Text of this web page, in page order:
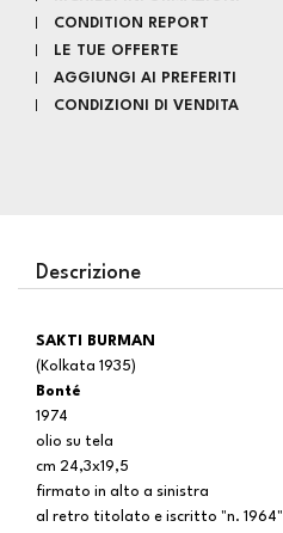
CONDITION REPORT
LE TUE OFFERTE
AGGIUNGI AI PREFERITI
CONDIZIONI DI VENDITA
Descrizione
SAKTI BURMAN
(Kolkata 1935)
Bonté
1974
olio su tela
cm 24,3x19,5
firmato in alto a sinistra
al retro titolato e iscritto "n. 1964"